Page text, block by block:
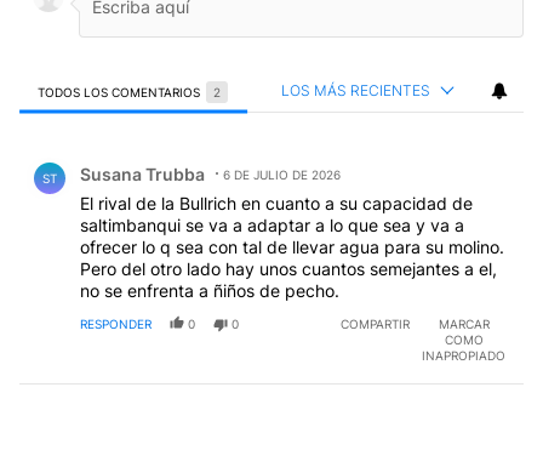
TODOS LOS COMENTARIOS 2 LOS MÁS RECIENTES
ST Susana Trubba 6 DE JULIO DE 2026
El rival de la Bullrich en cuanto a su capacidad de
saltimbanqui se va a adaptar a lo que sea y va a
ofrecer lo q sea con tal de llevar agua para su molino.
Pero del otro lado hay unos cuantos semejantes a el,
no se enfrenta a ñiños de pecho.
RESPONDER 0 0 COMPARTIR
MARCAR
COMO
INAPROPIADO